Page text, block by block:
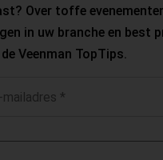
Over toffe
in uw branche en best
Veenman TopTips.